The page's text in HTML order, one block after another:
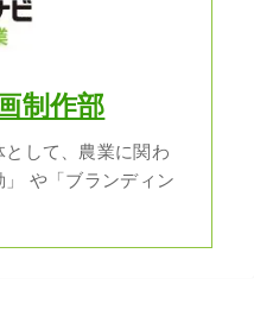
制作部
して、農業に関わ
や「ブランディン